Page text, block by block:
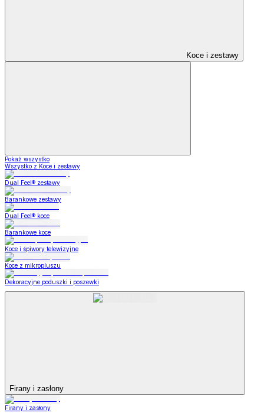
Koce i zestawy
Pokaż wszystko
Wszystko z Koce i zestawy
Dual Feel® zestawy
Barankowe zestawy
Dual Feel® koce
Barankowe koce
Koce i śpiwory telewizyjne
Koce z mikropluszu
Dekoracyjne poduszki i poszewki
Firany i zasłony
Firany i zasłony